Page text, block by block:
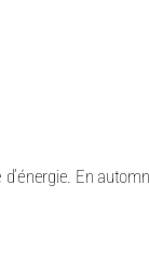
En